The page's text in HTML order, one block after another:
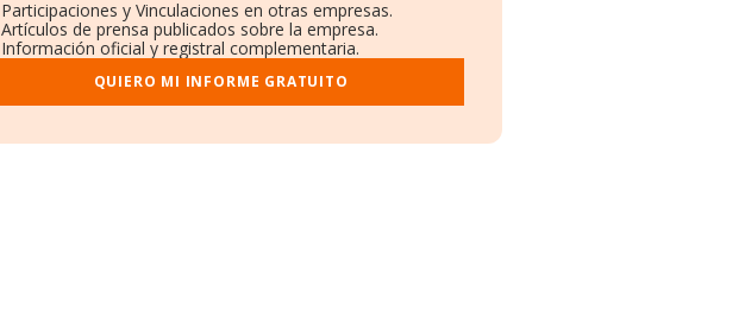
Participaciones y Vinculaciones en otras empresas.
Artículos de prensa publicados sobre la empresa.
Información oficial y registral complementaria.
QUIERO MI INFORME GRATUITO